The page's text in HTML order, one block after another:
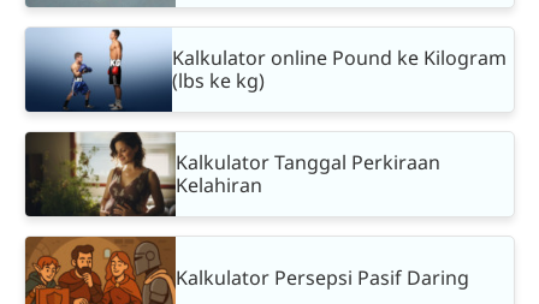
Kalkulator online Pound ke Kilogram
(lbs ke kg)
Kalkulator Tanggal Perkiraan
Kelahiran
Kalkulator Persepsi Pasif Daring